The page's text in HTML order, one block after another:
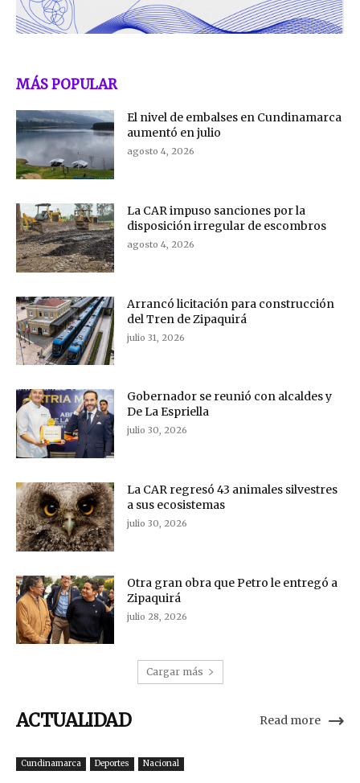
MÁS POPULAR
El nivel de embalses en Cundinamarca
aumentó en julio
agosto 4, 2026
La CAR impuso sanciones por la
disposición irregular de escombros
agosto 4, 2026
Arrancó licitación para construcción
del Tren de Zipaquirá
julio 31, 2026
Gobernador se reunió con alcaldes y
De La Espriella
julio 30, 2026
La CAR regresó 43 animales silvestres
a sus ecosistemas
julio 30, 2026
Otra gran obra que Petro le entregó a
Zipaquirá
julio 28, 2026
Cargar más
ACTUALIDAD Read more
Cundinamarca Deportes Nacional